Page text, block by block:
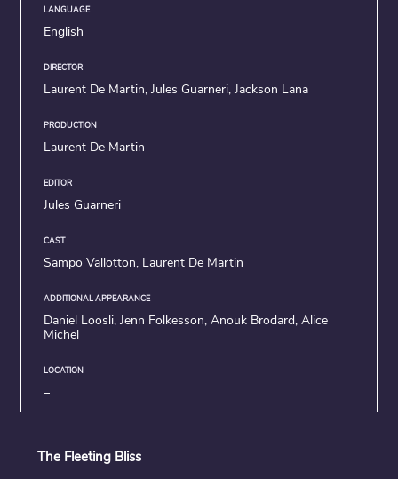
LANGUAGE
English
DIRECTOR
Laurent De Martin, Jules Guarneri, Jackson Lana
PRODUCTION
Laurent De Martin
EDITOR
Jules Guarneri
CAST
Sampo Vallotton, Laurent De Martin
ADDITIONAL APPEARANCE
Daniel Loosli, Jenn Folkesson, Anouk Brodard, Alice
Michel
LOCATION
–
The Fleeting Bliss